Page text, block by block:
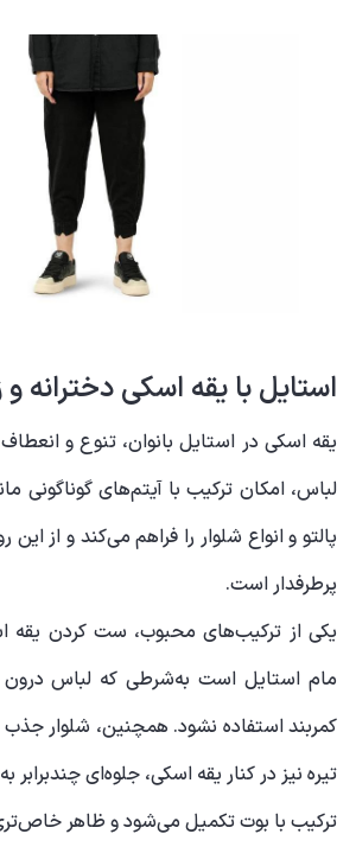
استایل با یقه اسکی دخترانه و
یقه اسکی در استایل بانوان، تنوع و انعطاف
لباس، امکان ترکیب با آیتم‌های گوناگونی
پالتو و انواع شلوار را فراهم می‌کند و از این
پرطرفدار است.
یکی از ترکیب‌های محبوب، ست کردن یقه
مام استایل است به‌شرطی که لباس درون
کمربند استفاده نشود. همچنین، شلوار جذب
تیره نیز در کنار یقه اسکی، جلوه‌ای
ترکیب با بوت تکمیل می‌شود و ظاهر